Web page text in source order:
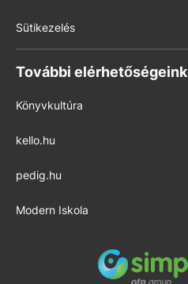
Sütikezelés
További elérhetőségeink
Könyvkultúra
kello.hu
pedig.hu
Modern Iskola